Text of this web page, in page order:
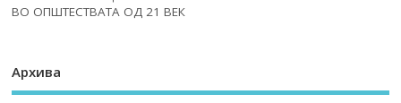
ВО ОПШТЕСТВАТА ОД 21 ВЕК
Архива